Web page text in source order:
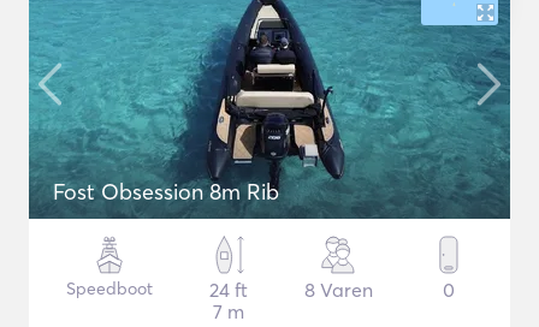
Fost Obsession 8m Rib
Speedboot
24 ft
7 m
8 Varen 0